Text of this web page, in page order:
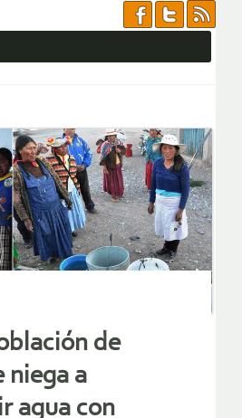
de
niega a
agua con